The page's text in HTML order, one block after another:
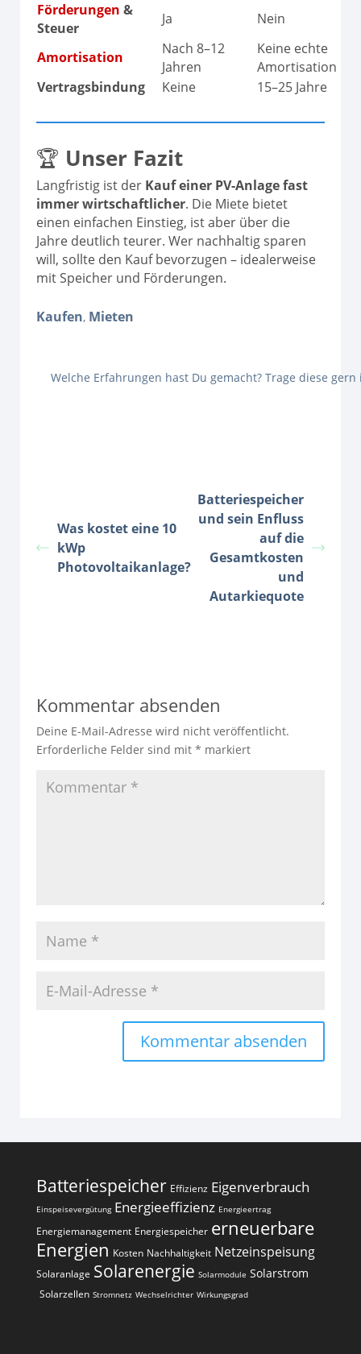
Förderungen &
Steuer
Ja Nein
Amortisation
Nach 8–12
Jahren
Keine echte
Amortisation
Vertragsbindung
Keine 15–25 Jahre
🏆 Unser Fazit
Langfristig ist der Kauf einer PV-Anlage fast
immer wirtschaftlicher. Die Miete bietet
einen einfachen Einstieg, ist aber über die
Jahre deutlich teurer. Wer nachhaltig sparen
will, sollte den Kauf bevorzugen – idealerweise
mit Speicher und Förderungen.
Kaufen, Mieten
Welche Erfahrungen hast Du gemacht? Trage diese
Was kostet eine 10
kWp
Photovoltaikanlage?
Batteriespeicher
und sein Enfluss
auf die
Gesamtkosten
und
Autarkiequote
Kommentar absenden
Deine E-Mail-Adresse wird nicht veröffentlicht.
Erforderliche Felder sind mit * markiert
Batteriespeicher Effizienz Eigenverbrauch
Einspeisevergütung Energieeffizienz Energieertrag
Energiemanagement Energiespeicher erneuerbare
Energien Kosten Nachhaltigkeit Netzeinspeisung
Solaranlage Solarenergie Solarmodule Solarstrom
Solarzellen Stromnetz Wechselrichter Wirkungsgrad